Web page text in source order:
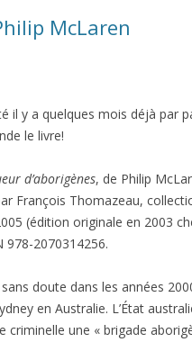
McLaren
il y a quelques mois déjà par
le livre!
d’aborigènes, de Philip
François Thomazeau,
(édition originale en 2003
978-2070314256.
sans doute dans les années
en Australie. L’État
criminelle une « brigade